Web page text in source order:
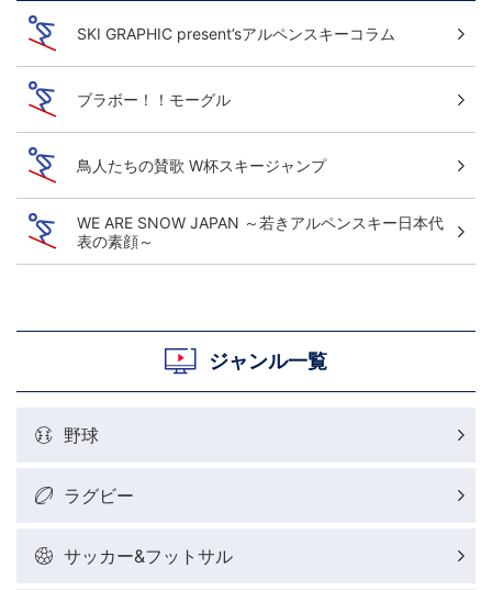
SKI GRAPHIC present’sアルペンスキーコラム
ブラボー！！モーグル
鳥人たちの賛歌 W杯スキージャンプ
WE ARE SNOW JAPAN ～若きアルペンスキー日本代
表の素顔～
ジャンル一覧
野球
ラグビー
サッカー&フットサル